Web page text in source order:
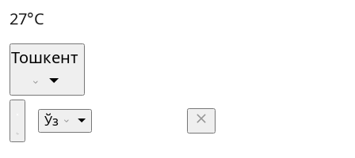
27°C
Тошкент
Ўз